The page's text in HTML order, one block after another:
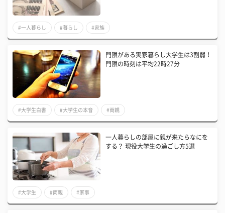
#一人暮らし #暮らし #家族
門限がある実家暮らし大学生は3割弱！
門限の時刻は平均22時27分
#大学生白書 #大学生の本音 #両親
一人暮らしの部屋に親が来たらなにを
する？ 現役大学生の過ごし方5選
#大学生 #両親 #家事